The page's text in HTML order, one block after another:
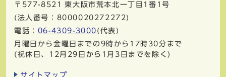
〒577-8521
東大阪市荒本北一丁目1番1号
(法人番号：8000020272272)
電話： 06-4309-3000 (代表)
月曜日から金曜日までの9時から17時30分まで
(祝休日、12月29日から1月3日までを除く)
サイトマップ